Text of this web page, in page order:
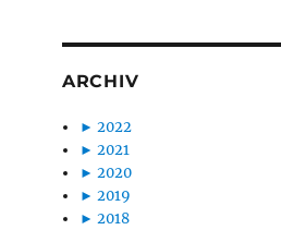
ARCHIV
►2022
►2021
►2020
►2019
►2018